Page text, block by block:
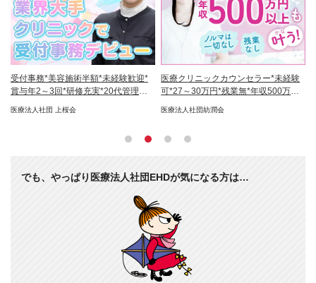
受付事務*美容施術半額*未経験歓迎*
賞与年2～3回*研修充実*20代管理職
医療法人社団 上桜会
医療クリニックカウンセラー*未経験
可*27～30万円*残業無*年収500万以
医療法人社団紡潤会
でも、やっぱり医療法人社団EHDが気になる方は…